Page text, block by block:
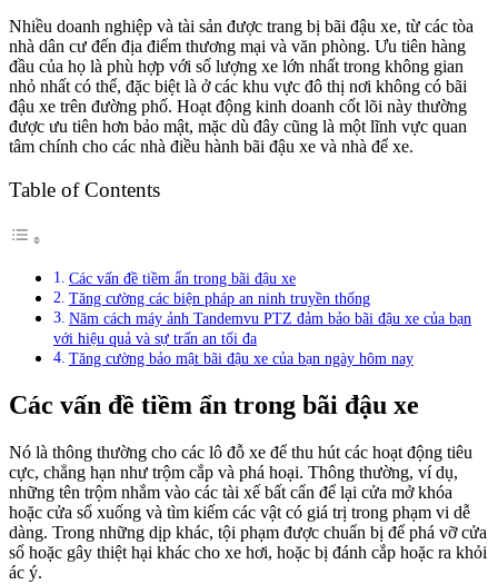
Nhiều doanh nghiệp và tài sản được trang bị bãi đậu xe, từ các tòa
nhà dân cư đến địa điểm thương mại và văn phòng. Ưu tiên hàng
đầu của họ là phù hợp với số lượng xe lớn nhất trong không gian
nhỏ nhất có thể, đặc biệt là ở các khu vực đô thị nơi không có bãi
đậu xe trên đường phố. Hoạt động kinh doanh cốt lõi này thường
được ưu tiên hơn bảo mật, mặc dù đây cũng là một lĩnh vực quan
tâm chính cho các nhà điều hành bãi đậu xe và nhà để xe.
Table of Contents
Các vấn đề tiềm ẩn trong bãi đậu xe
Tăng cường các biện pháp an ninh truyền thống
Năm cách máy ảnh Tandemvu PTZ đảm bảo bãi đậu xe của bạn
với hiệu quả và sự trấn an tối đa
Tăng cường bảo mật bãi đậu xe của bạn ngày hôm nay
Các vấn đề tiềm ẩn trong bãi đậu xe
Nó là thông thường cho các lô đỗ xe để thu hút các hoạt động tiêu
cực, chẳng hạn như trộm cắp và phá hoại. Thông thường, ví dụ,
những tên trộm nhắm vào các tài xế bất cẩn để lại cửa mở khóa
hoặc cửa sổ xuống và tìm kiếm các vật có giá trị trong phạm vi dễ
dàng. Trong những dịp khác, tội phạm được chuẩn bị để phá vỡ cửa
sổ hoặc gây thiệt hại khác cho xe hơi, hoặc bị đánh cắp hoặc ra khỏi
ác ý.